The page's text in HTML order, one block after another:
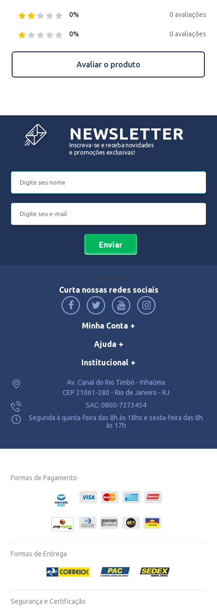
0% 0 avaliações
0% 0 avaliações
Avaliar o produto
NEWSLETTER
Inscreva-se e receba novidades
e promoções exclusivas!
Enviar
Loja Filiperson
Curta nossas redes sociais
Minha Conta
Ajuda
Institucional
Av. Canal do Rio Timbó - Inhaúma
CEP 21061-280 - Rio de Janeiro - RJ
SAC: 0800-7273454
Segunda à quinta-feira das 8h às 18hs e sexta-feira das 8h
às 17h
Formas de Pagamento
Formas de Entrega
Segurança e Certificação